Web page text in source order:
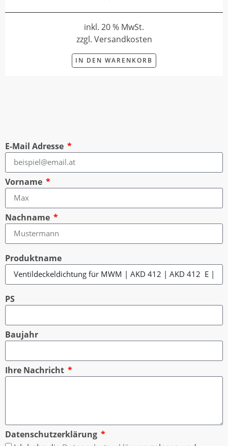
inkl. 20 % MwSt.
zzgl. Versandkosten
IN DEN WARENKORB
E-Mail Adresse
Vorname
Nachname
Produktname
PS
Baujahr
Ihre Nachricht
Datenschutzerklärung